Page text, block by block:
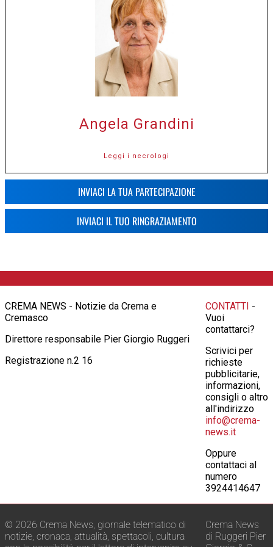
Angela Grandini
Leggi i necrologi
INVIACI LA TUA PARTECIPAZIONE
INVIACI IL TUO RINGRAZIAMENTO
CREMA NEWS - Notizie da Crema e
Cremasco
Direttore responsabile Pier Giorgio Ruggeri
Registrazione n.2 16
CONTATTI -
Vuoi
contattarci?
Scrivici per
richieste
pubblicitarie,
informazioni,
consigli o altro
all'indirizzo
info@crema-
news.it
Oppure
contattaci al
numero
3924414647
© 2026 Crema News, giornale telematico di
notizie, cronaca, attualità, spettacoli, cultura
Crema News
di Ruggeri Pier